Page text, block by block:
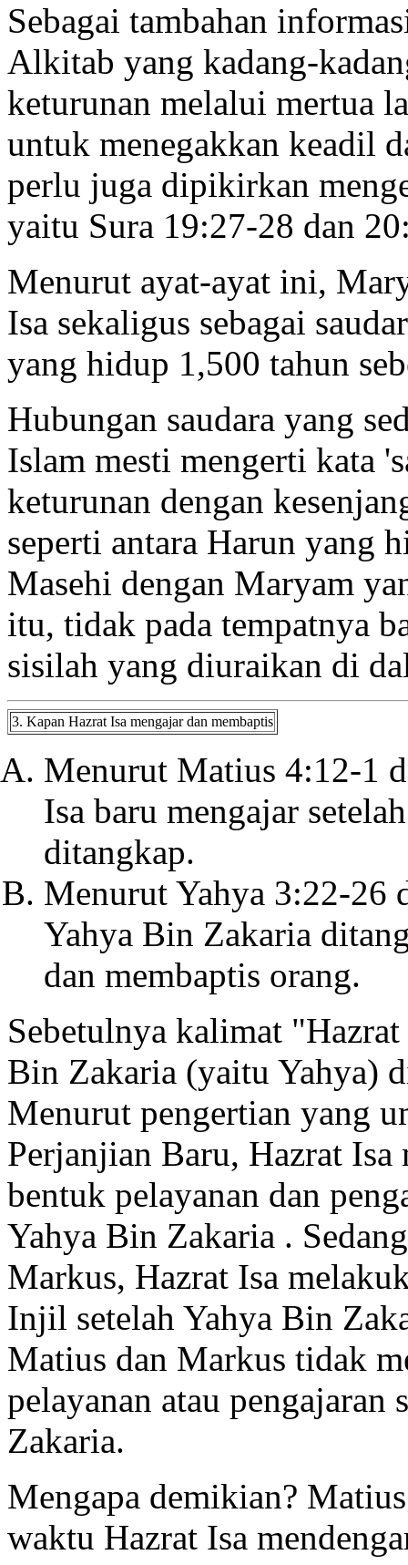
Sebagai tambahan
Alkitab yang kadang-
keturunan melalui mertua
untuk menegakkan keadil
perlu juga dipikirkan
yaitu Sura 19:27-28 dan
Menurut ayat-ayat ini,
Isa sekaligus sebagai
yang hidup 1,500 tahun
Hubungan saudara yang
Islam mesti mengerti kata
keturunan dengan
seperti antara Harun yang
Masehi dengan Maryam
itu, tidak pada tempatnya
sisilah yang diuraikan di
3. Kapan Hazrat Isa mengajar dan membaptis
Menurut Matius 4:12-1
Isa baru mengajar
ditangkap.
Menurut Yahya 3:22-26
Yahya Bin Zakaria
dan membaptis orang.
Sebetulnya kalimat
Bin Zakaria (yaitu Yahya)
Menurut pengertian yang
Perjanjian Baru, Hazrat Isa
bentuk pelayanan dan
Yahya Bin Zakaria .
Markus, Hazrat Isa
Injil setelah Yahya Bin
Matius dan Markus tidak
pelayanan atau pengajaran
Zakaria.
Mengapa demikian?
waktu Hazrat Isa